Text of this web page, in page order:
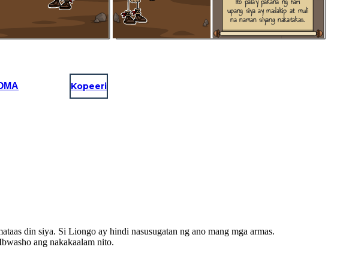
upang siya ay madakip at muli
na naman siyang nakatakas.
Kopeeri
din siya. Si Liongo ay hindi nasusugatan ng ano mang mga armas.
ang nakakaalam nito.